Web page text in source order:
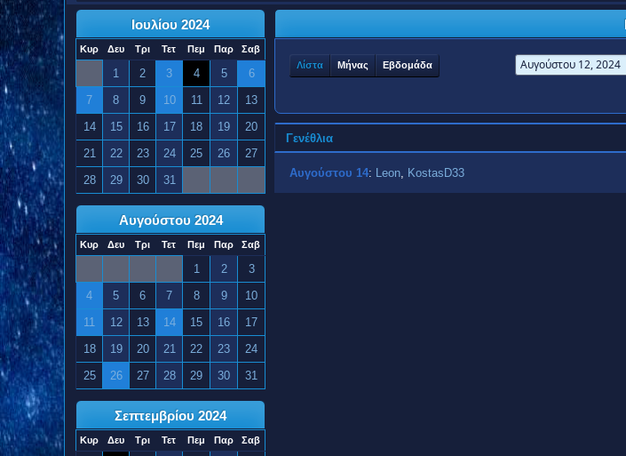
Ιουλίου 2024
Κυρ Δευ Τρι Τετ Πεμ Παρ Σαβ
1 2 3 4 5
6
7
8 9 10 11 12
13
14
15 16 17 18 19
20
21
22 23 24 25 26
27
28
29 30 31
Αυγούστου 2024
Κυρ Δευ Τρι Τετ Πεμ Παρ Σαβ
1 2
3
4
5 6 7 8 9
10
11
12 13 14 15 16
17
18
19 20 21 22 23
24
25
26 27 28 29 30 31
Σεπτεμβρίου 2024
Κυρ Δευ Τρι Τετ Πεμ Παρ Σαβ
Λίστα Μήνας Εβδομάδα
Γενέθλια
Αυγούστου 14: Leon, KostasD33